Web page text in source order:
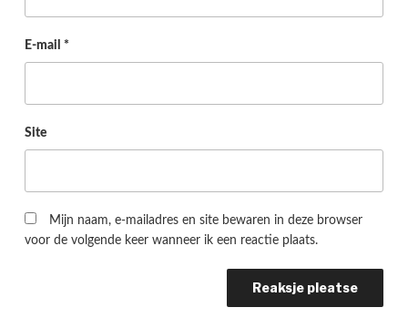
E-mail *
Site
Mijn naam, e-mailadres en site bewaren in deze browser
voor de volgende keer wanneer ik een reactie plaats.